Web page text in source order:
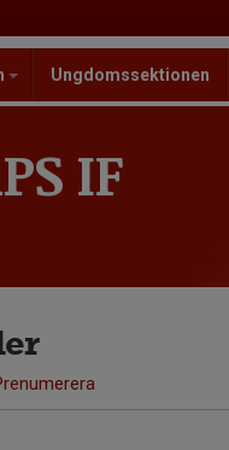
Ungdomssektionen
IF